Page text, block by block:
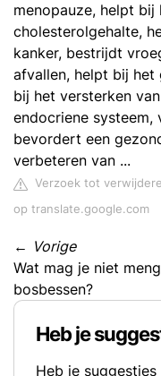
menopauze, helpt bij
cholesterolgehalte,
kanker, bestrijdt
afvallen, helpt bij het
bij het versterken
endocriene
bevordert een
verbeteren van ...
Verzoek tot
op translate.google.com
← Vorige
Wat mag je niet
bosbessen?
Heb je
Heb je